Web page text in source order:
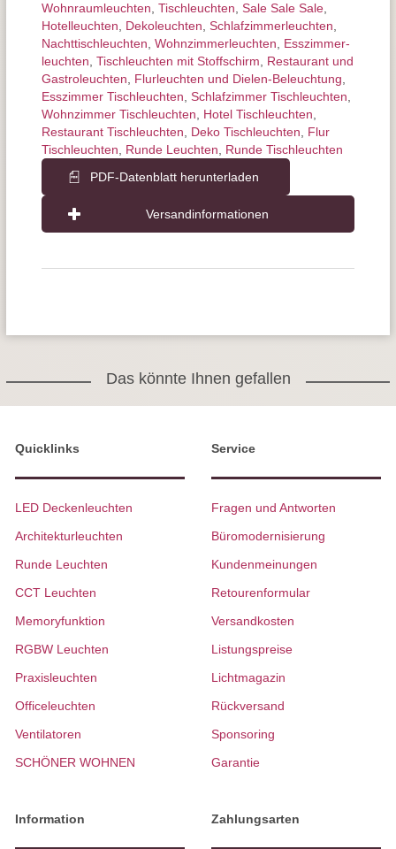
Wohnraum­leuchten Tisch­leuchten Sale Sale Sale
Hotelleuchten
Dekoleuchten Schlafzimmer­leuchten
Nachttisch­leuchten Wohnzimmer­leuchten
Esszimmer­­
leuchten Tischleuchten mit Stoffschirm
Restaurant und
Gastroleuchten
Flurleuchten und Dielen-Beleuchtung
Esszimmer Tischleuchten Schlafzimmer Tischleuchten
Wohnzimmer Tischleuchten
Hotel Tischleuchten
Restaurant Tischleuchten
Deko Tischleuchten
Flur
Tischleuchten
Runde Leuchten
Runde Tischleuchten
PDF-Datenblatt herunterladen
Versandinformationen
Das könnte Ihnen gefallen
Quicklinks
LED Deckenleuchten
Architekturleuchten
Runde Leuchten
CCT Leuchten
Memoryfunktion
RGBW Leuchten
Praxisleuchten
Officeleuchten
Ventilatoren
SCHÖNER WOHNEN
Service
Fragen und Antworten
Büromodernisierung
Kundenmeinungen
Retourenformular
Versandkosten
Listungspreise
Lichtmagazin
Rückversand
Sponsoring
Garantie
Information Zahlungsarten